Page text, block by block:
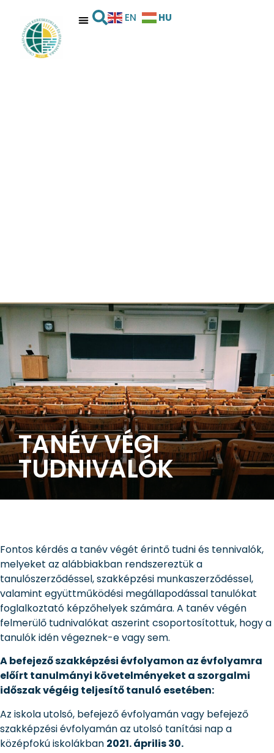
EN HU
TANÉV VÉGI
TUDNIVALÓK
Fontos kérdés a tanév végét érintő tudni és tennivalók,
melyeket az alábbiakban rendszereztük a
tanulószerződéssel, szakképzési munkaszerződéssel,
valamint együttműködési megállapodással tanulókat
foglalkoztató képzőhelyek számára. A tanév végén
felmerülő tudnivalókat aszerint csoportosítottuk, hogy a
tanulók idén végeznek-e vagy sem.
A befejező szakképzési évfolyamon az évfolyamra
előírt tanulmányi követelményeket a szorgalmi
időszak végéig teljesítő tanuló esetében:
Az iskola utolsó, befejező évfolyamán vagy befejező
szakképzési évfolyamán az utolsó tanítási nap a
középfokú iskolákban 2021. április 30.